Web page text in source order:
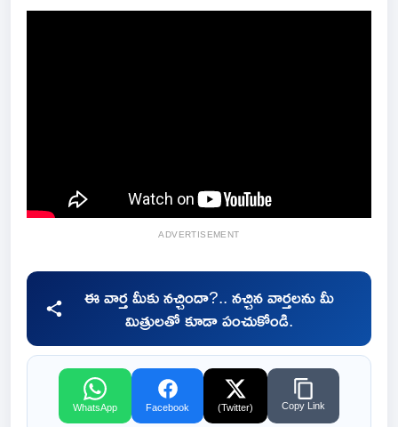
ADVERTISEMENT
ఈ వార్త మీకు నచ్చిందా?.. నచ్చిన వార్తలను మీ
మిత్రులతో కూడా పంచుకోండి.
WhatsApp Facebook (Twitter) Copy Link